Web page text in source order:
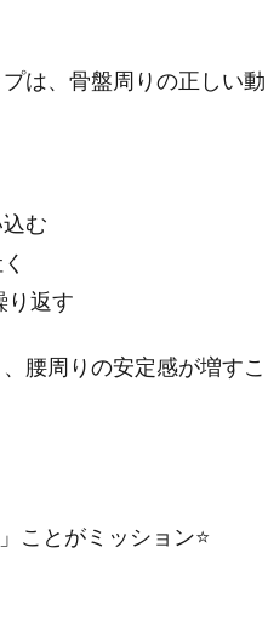
は、骨盤周りの正しい
む
り返す
腰周りの安定感が増す
ことがミッション⭐️